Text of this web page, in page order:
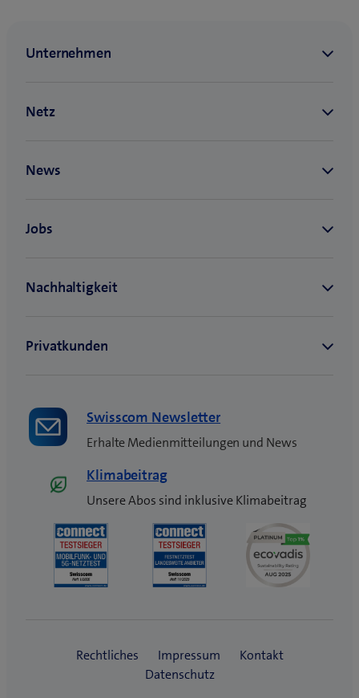
Swisscom Newsletter
Erhalte Medienmitteilungen und News
Klimabeitrag
Unsere Abos sind inklusive Klimabeitrag